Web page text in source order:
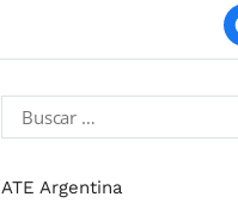
ATE Argentina